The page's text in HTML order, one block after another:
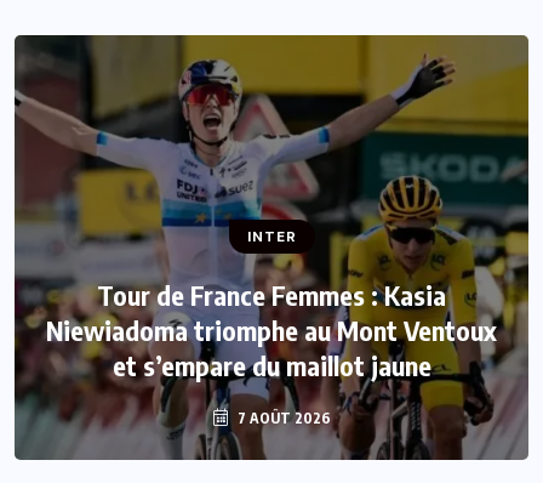
INTER
Tour de France Femmes : Kasia
Niewiadoma triomphe au Mont Ventoux
et s’empare du maillot jaune
7 AOÛT 2026
INTER
Mercato : Le FC Barcelone s’offre Rodri
pour 50 millions d’euros
7 AOÛT 2026